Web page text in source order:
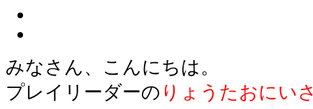
みなさん、こんにちは。
プレイリーダーの りょうたおにい